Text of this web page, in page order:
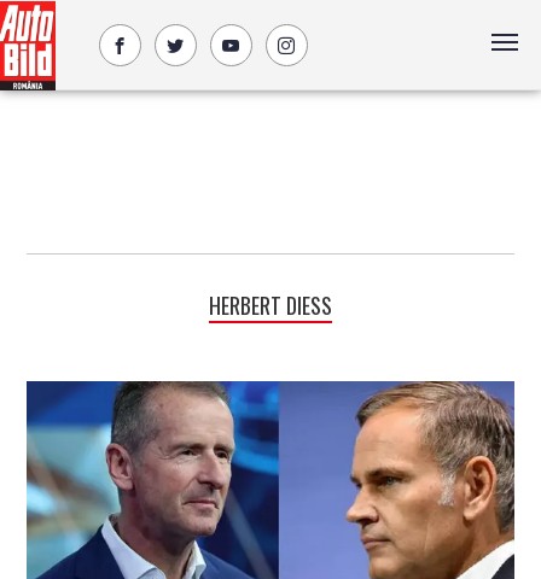
HERBERT DIESS